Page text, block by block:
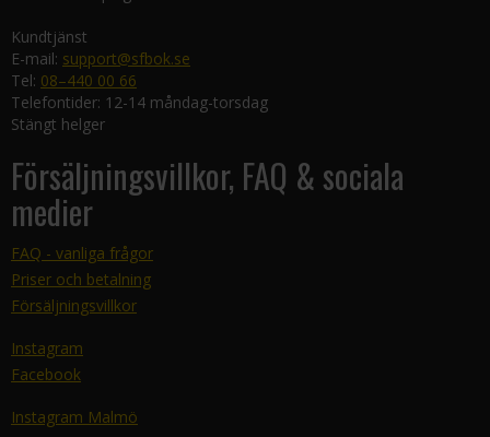
Kundtjänst
E-mail: support@sfbok.se
Tel: 08–440 00 66
Telefontider: 12-14 måndag-torsdag
Stängt helger
Försäljningsvillkor, FAQ & sociala
medier
FAQ - vanliga frågor
Priser och betalning
Försäljningsvillkor
Instagram
Facebook
Instagram Malmö